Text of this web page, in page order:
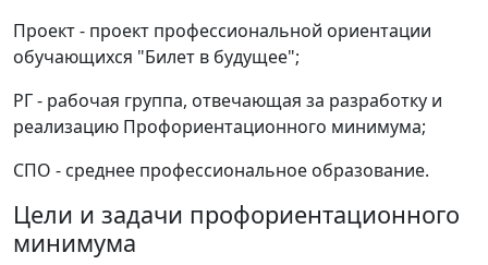
Проект - проект профессиональной ориентации
обучающихся "Билет в будущее";
РГ - рабочая группа, отвечающая за разработку и
реализацию Профориентационного минимума;
СПО - среднее профессиональное образование.
Цели и задачи профориентационного
минимума